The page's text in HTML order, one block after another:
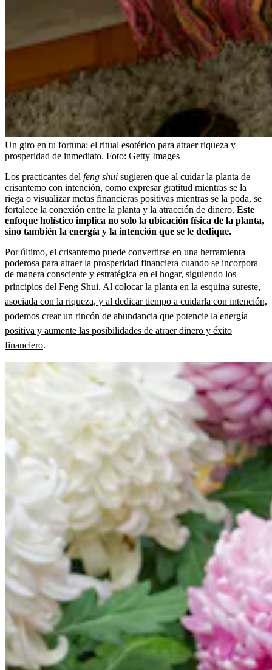
Un giro en tu fortuna: el ritual esotérico para atraer riqueza y
prosperidad de inmediato. Foto: Getty Images
Los practicantes del feng shui sugieren que al cuidar la planta de
crisantemo con intención, como expresar gratitud mientras se la
riega o visualizar metas financieras positivas mientras se la poda, se
fortalece la conexión entre la planta y la atracción de dinero. Este
enfoque holístico implica no solo la ubicación física de la planta,
sino también la energía y la intención que se le dedique.
Por último, el crisantemo puede convertirse en una herramienta
poderosa para atraer la prosperidad financiera cuando se incorpora
de manera consciente y estratégica en el hogar, siguiendo los
principios del Feng Shui. Al colocar la planta en la esquina sureste,
asociada con la riqueza, y al dedicar tiempo a cuidarla con intención,
podemos crear un rincón de abundancia que potencie la energía
positiva y aumente las posibilidades de atraer dinero y éxito
financiero.